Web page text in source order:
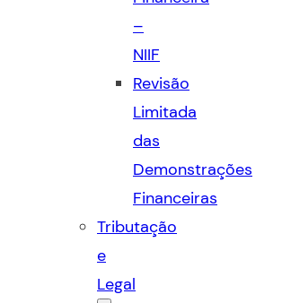
–
NIIF
Revisão
Limitada
das
Demonstrações
Financeiras
Tributação
e
Legal